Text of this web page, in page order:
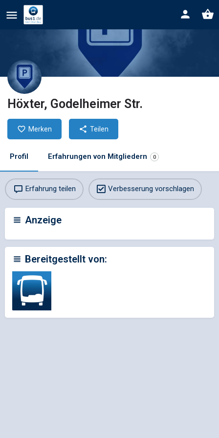
Höxter, Godelheimer Str.
Merken Teilen
Profil Erfahrungen von Mitgliedern 0
Erfahrung teilen Verbesserung vorschlagen
Anzeige
Bereitgestellt von: